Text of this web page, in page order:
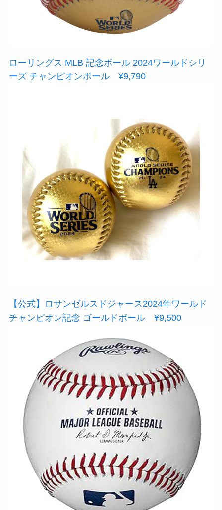
ローリングス MLB 記念ボール 2024ワールドシリ
ーズ チャンピオンボール ¥9,790
【公式】ロサンゼルスドジャース2024年ワールド
チャンピオン記念 ゴールドボール ¥9,500